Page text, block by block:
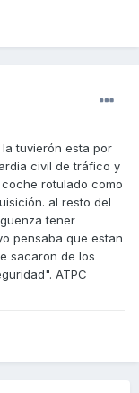
tuvierón esta por
civil de tráfico y
rotulado como
al resto del
tener
pensaba que estan
sacaron de los
ATPC